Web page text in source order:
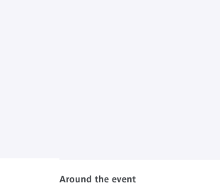
Around the event